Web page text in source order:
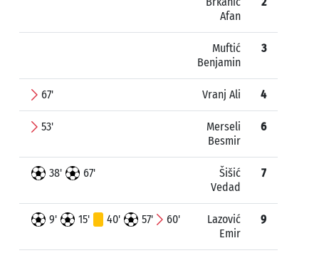
Afan
Muftić
Benjamin
3
67' Vranj Ali 4
53'
Merseli
Besmir
6
38' 67'
Šišić
Vedad
7
9' 15' 40' 57' 60'
Lazović
Emir
9